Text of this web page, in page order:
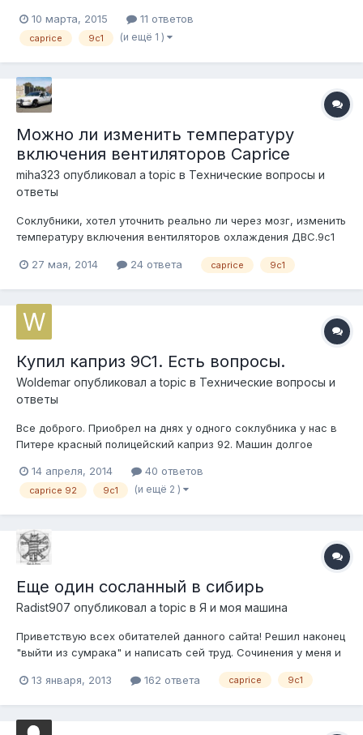
Кто с этим сталкивался? Езжу в основном по городу и
только летом.
10 марта, 2015 11 ответов
caprice 9c1 (и ещё 1 )
Можно ли изменить температуру
включения вентиляторов Caprice
miha323 опубликовал a topic в Технические вопросы и
ответы
Соклубники, хотел уточнить реально ли через мозг, изменить
температуру включения вентиляторов охлаждения ДВС.9с1
молотит один первичный кулер. Второй же почти никогда не
диагностики и...
27 мая, 2014 24 ответа caprice 9c1
Купил каприз 9С1. Есть вопросы.
Woldemar опубликовал a topic в Технические вопросы и
ответы
Все доброго. Приобрел на днях у одного соклубника у нас в
Питере красный полицейский каприз 92. Машин долгое
кузовне сохранился очень даже хорошо. Видевшие
соклубники могут подтвердить. Чего не скажешь в
14 апреля, 2014 40 ответов
caprice 92 9c1 (и ещё 2 )
Еще один сосланный в сибирь
Radist907 опубликовал a topic в Я и моя машина
Приветствую всех обитателей данного сайта! Решил наконец
"выйти из сумрака" и написать сей труд. Сочинения у меня и
пинать))) Ну так вот, зовут меня Артур ( остальное вроде в
все время что...
13 января, 2013 162 ответа caprice 9c1